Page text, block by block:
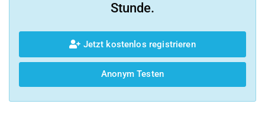
Stunde.
Jetzt kostenlos registrieren
Anonym Testen